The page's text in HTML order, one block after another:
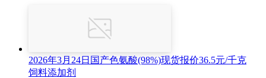
2026年3月24日国产色氨酸(98%)现货报价36.5元/千克
饲料添加剂